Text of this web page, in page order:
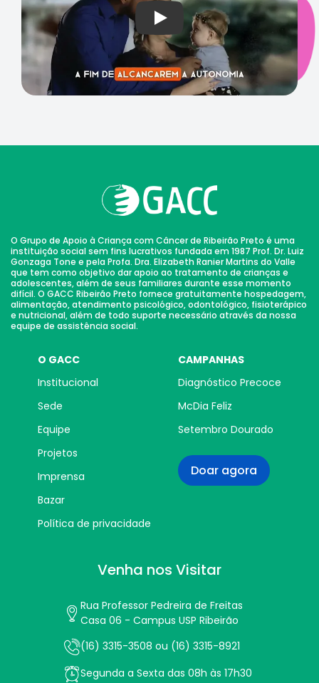
Play: Keynote (Google I/O '18)
O Grupo de Apoio à Criança com Câncer de Ribeirão Preto é uma
instituição social sem fins lucrativos fundada em 1987 Prof. Dr. Luiz
Gonzaga Tone e pela Profa. Dra. Elizabeth Ranier Martins do Valle
que tem como objetivo dar apoio ao tratamento de crianças e
adolescentes, além de seus familiares durante esse momento
difícil. O GACC Ribeirão Preto fornece gratuitamente hospedagem,
alimentação, atendimento psicológico, odontológico, fisioterápico
e nutricional, além de todo suporte necessário através da nossa
equipe de assistência social.
O GACC
Institucional
Sede
Equipe
Projetos
Imprensa
Bazar
Política de privacidade
CAMPANHAS
Diagnóstico Precoce
McDia Feliz
Setembro Dourado
Doar agora
Venha nos Visitar
Rua Professor Pedreira de Freitas
Casa 06 - Campus USP Ribeirão
(16) 3315-3508 ou (16) 3315-8921
Segunda a Sexta das 08h às 17h30